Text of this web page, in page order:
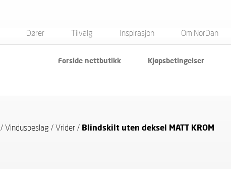
Dører Tilvalg Inspirasjon Om NorDan
Forside nettbutikk Kjøpsbetingelser
/ Vindusbeslag / Vrider /Blindskilt uten deksel MATT KROM